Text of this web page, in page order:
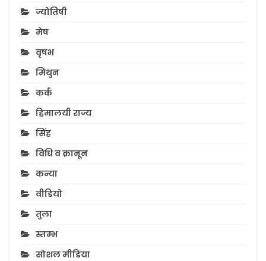
ज्योतिषी
मेष
वृषभ
मिथुन
कर्क
हिमालयी राज्य
सिंह
विधि व क़ानून
कन्या
वीडियो
तुला
स्तम्भ
सोशल मीडिया